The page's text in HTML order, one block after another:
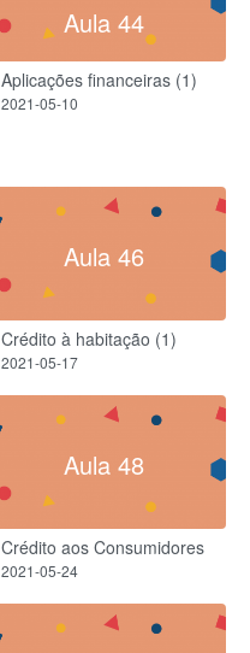
Aula 44
Aplicações financeiras (1)
2021-05-10
Aula 46
Crédito à habitação (1)
2021-05-17
Aula 48
Crédito aos Consumidores
2021-05-24